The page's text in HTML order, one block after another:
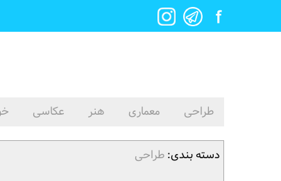
طراحی معماری هنر عکاسی
دسته بندی:طراحی